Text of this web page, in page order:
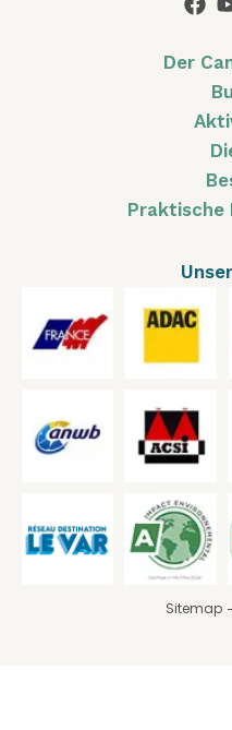
Der
Praktische
Sitemap